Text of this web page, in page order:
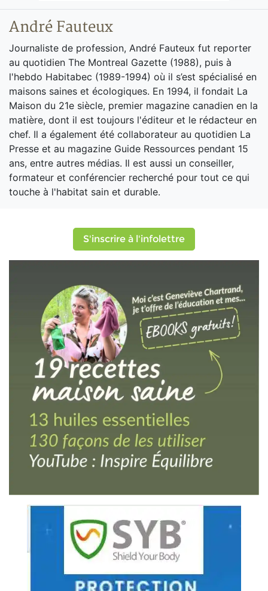
André Fauteux
Journaliste de profession, André Fauteux fut reporter
au quotidien The Montreal Gazette (1988), puis à
l'hebdo Habitabec (1989-1994) où il s’est spécialisé en
maisons saines et écologiques. En 1994, il fondait La
Maison du 21e siècle, premier magazine canadien en la
matière, dont il est toujours l'éditeur et le rédacteur en
chef. Il a également été collaborateur au quotidien La
Presse et au magazine Guide Ressources pendant 15
ans, entre autres médias. Il est aussi un conseiller,
formateur et conférencier recherché pour tout ce qui
touche à l'habitat sain et durable.
S'inscrire à l'infolettre